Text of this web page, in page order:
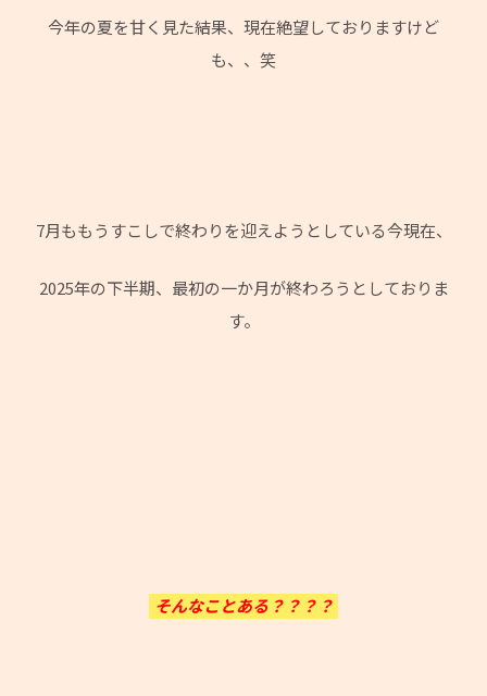
今年の夏を甘く見た結果、現在絶望しておりますけど
も、、笑
7月ももうすこしで終わりを迎えようとしている今現在、
2025年の下半期、最初の一か月が終わろうとしておりま
す。
そんなことある？？？？